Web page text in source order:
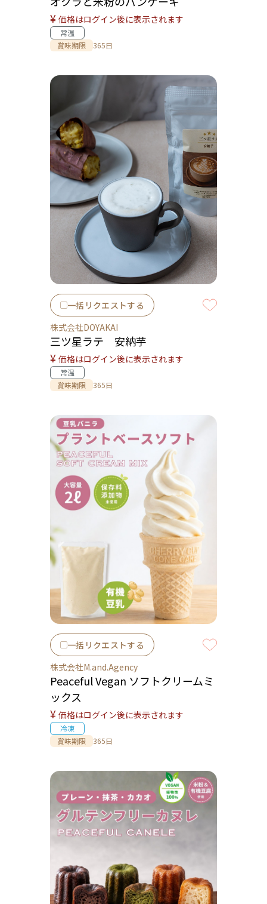
¥ 価格はログイン後に表示されます
常温
賞味期限
365日
一括リクエストする
株式会社DOYAKAI
三ツ星ラテ 安納芋
¥ 価格はログイン後に表示されます
常温
賞味期限
365日
一括リクエストする
株式会社M.and.Agency
Peaceful Vegan ソフトクリームミ
ックス
¥ 価格はログイン後に表示されます
冷凍
賞味期限
365日